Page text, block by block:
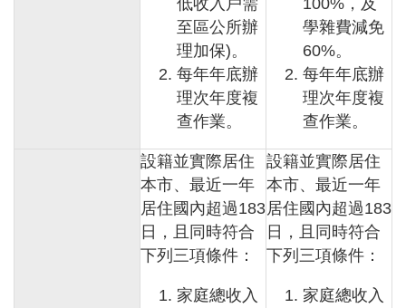
至區公所辦
理加保)。
每年年底辦
理次年度複
查作業。
學雜費減免
60%。
每年年底辦
理次年度複
查作業。
設籍並實際居住
本市、最近一年
居住國內超過183
日，且同時符合
下列三項條件：
家庭總收入
設籍並實際居住
本市、最近一年
居住國內超過183
日，且同時符合
下列三項條件：
家庭總收入